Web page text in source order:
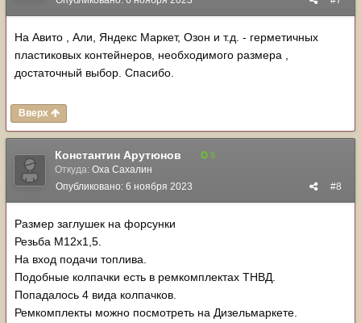
На Авито , Али, Яндекс Маркет, Озон и т.д. - герметичных
пластиковых контейнеров, необходимого размера ,
достаточный выбор. Спасибо.
Вверх
Константин Арутюнов 5
Откуда: Оха Сахалин
#8
Опубликовано: 6 ноября 2023
Размер заглушек на форсунки
Резьба М12х1,5.
На вход подачи топлива.
Подобные колпачки есть в ремкомплектах ТНВД.
Попадалось 4 вида колпачков.
Ремкомплекты можно посмотреть на Дизельмаркете.